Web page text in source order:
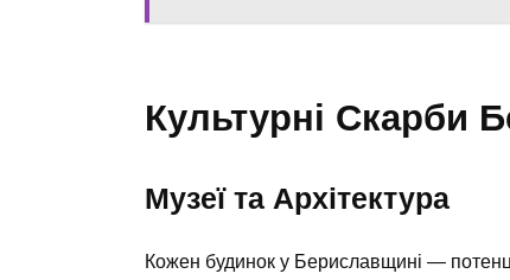
Культурні Скарби
Музеї та Архітектура
Кожен будинок у Бериславщині —